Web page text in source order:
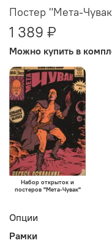
Постер "Мета-
1 389 ₽
Можно купить в
Набор открыток и
постеров "Мета-Чувак"
Опции
Рамки